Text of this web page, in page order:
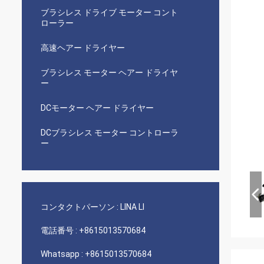
ブラシレス ドライブ モーター コント
ローラー
高速ヘアー ドライヤー
ブラシレス モーター ヘアー ドライヤ
ー
DCモーター ヘアー ドライヤー
DCブラシレス モーター コントローラ
ー
コンタクトパーソン : LINA LI
電話番号 : +8615013570684
Whatsapp : +8615013570684